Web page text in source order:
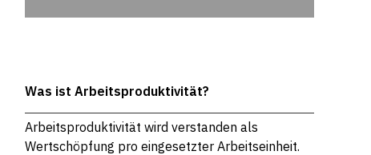
Was ist Arbeitsproduktivität?
Arbeitsproduktivität wird verstanden als
Wertschöpfung pro eingesetzter Arbeitseinheit.